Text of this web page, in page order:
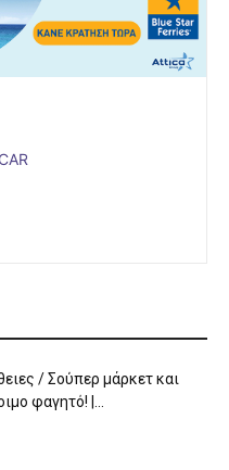
/ Σούπερ μάρκετ και
φαγητό! |...